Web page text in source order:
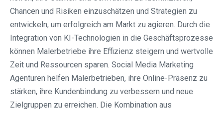
Chancen und Risiken einzuschätzen und Strategien zu
entwickeln, um erfolgreich am Markt zu agieren. Durch die
Integration von KI-Technologien in die Geschäftsprozesse
können Malerbetriebe ihre Effizienz steigern und wertvolle
Zeit und Ressourcen sparen. Social Media Marketing
Agenturen helfen Malerbetrieben, ihre Online-Präsenz zu
stärken, ihre Kundenbindung zu verbessern und neue
Zielgruppen zu erreichen. Die Kombination aus